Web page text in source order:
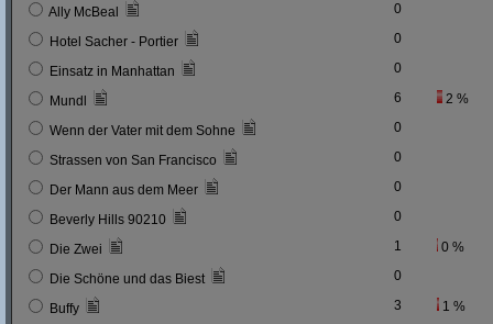
Ally McBeal 0
Hotel Sacher - Portier 0
Einsatz in Manhattan 0
Mundl 6 2 %
Wenn der Vater mit dem Sohne 0
Strassen von San Francisco 0
Der Mann aus dem Meer 0
Beverly Hills 90210 0
Die Zwei 1 0 %
Die Schöne und das Biest 0
Buffy 3 1 %